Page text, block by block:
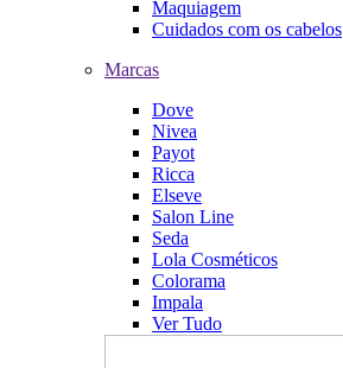
Maquiagem
Cuidados com os cabelos
Marcas
Dove
Nivea
Payot
Ricca
Elseve
Salon Line
Seda
Lola Cosméticos
Colorama
Impala
Ver Tudo